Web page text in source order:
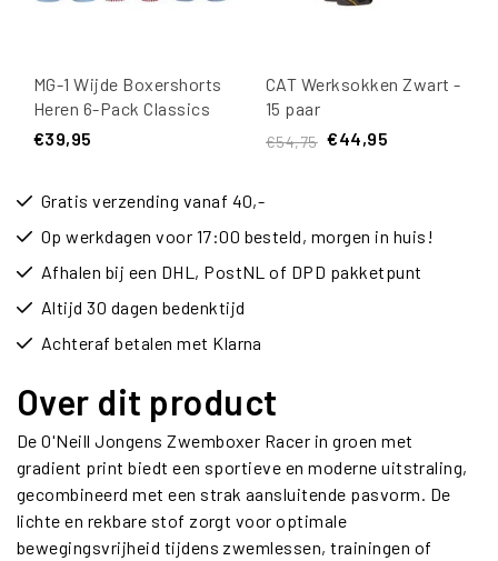
MG-1 Wijde Boxershorts
Heren 6-Pack Classics
Multipack
€39,95
CAT Werksokken Zwart -
15 paar
€54,75 €44,95
Gratis verzending vanaf 40,-
Op werkdagen voor 17:00 besteld, morgen in huis!
Afhalen bij een DHL, PostNL of DPD pakketpunt
Altijd 30 dagen bedenktijd
Achteraf betalen met Klarna
Over dit product
De O'Neill Jongens Zwemboxer Racer in groen met
gradient print biedt een sportieve en moderne uitstraling,
gecombineerd met een strak aansluitende pasvorm. De
lichte en rekbare stof zorgt voor optimale
bewegingsvrijheid tijdens zwemlessen, trainingen of